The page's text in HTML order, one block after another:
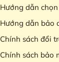
Hướng dẫn
Hướng dẫn bảo
Chính sách đổi
Chính sách bảo